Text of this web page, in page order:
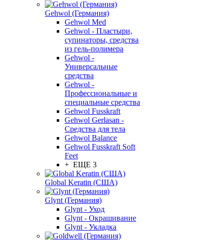
Gehwol (Германия)
Gehwol Med
Gehwol - Пластыри,
супинаторы, средства
из гель-полимера
Gehwol -
Универсальные
средства
Gehwol -
Профессиональные и
специальные средства
Gehwol Fusskraft
Gehwol Gerlasan -
Средства для тела
Gehwol Balance
Gehwol Fusskraft Soft
Feet
+ ЕЩЕ 3
Global Keratin (США)
Glynt (Германия)
Glynt - Уход
Glynt - Окрашивание
Glynt - Укладка